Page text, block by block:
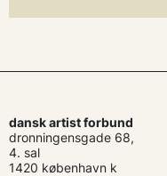
dansk artist forbund
dronningensgade 68,
4. sal
1420 københavn k